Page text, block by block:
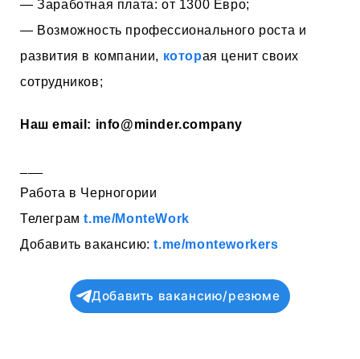
— Заработная плата: от 1300 Евро;
— Возможность профессионального роста и
развития в компании, которая ценит своих
сотрудников;
Наш email: info@minder.company
Работа в Черногории
Телеграмt.me/MonteWork
Добавить вакансию:t.me/monteworkers
Добавить вакансию/резюме